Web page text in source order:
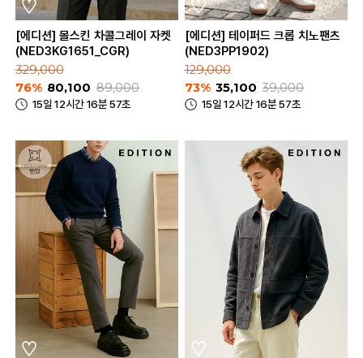
[에디션] 몰스킨 차콜그레이 자켓
(NED3KG1651_CGR)
329,000
76% 80,100 89,000
15일 12시간 16분 57초
[에디션] 테이퍼드 크롭 치노팬츠
(NED3PP1902)
129,000
73% 35,100 39,000
15일 12시간 16분 57초